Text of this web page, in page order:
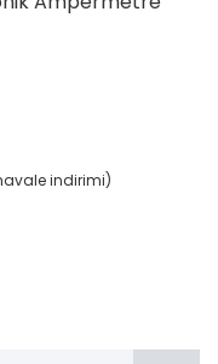
havale indirimi)